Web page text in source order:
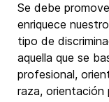
Se debe
enriquece
tipo de
aquella que se
profesional,
raza, orientación